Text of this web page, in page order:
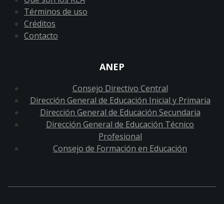
Términos de uso
Créditos
Contacto
ANEP
Consejo Directivo Central
Dirección General de Educación Inicial y Primaria
Dirección General de Educación Secundaria
Dirección General de Educación Técnico
Profesional
Consejo de Formación en Educación